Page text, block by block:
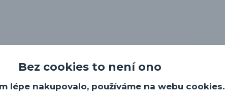
Bez cookies to není ono
lépe nakupovalo, používáme na webu cookies.